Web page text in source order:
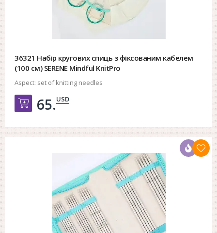
36321 Набір кругових спиць з фіксованим кабелем
(100 см) SERENE Mindful KnitPro
Aspect: set of knitting needles
Добавить в корзину
65.USD